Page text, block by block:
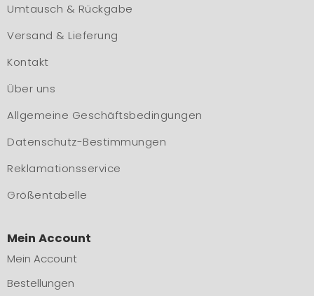
Umtausch & Rückgabe
Versand & Lieferung
Kontakt
Über uns
Allgemeine Geschäftsbedingungen
Datenschutz-Bestimmungen
Reklamationsservice
Größentabelle
Mein Account
Mein Account
Bestellungen